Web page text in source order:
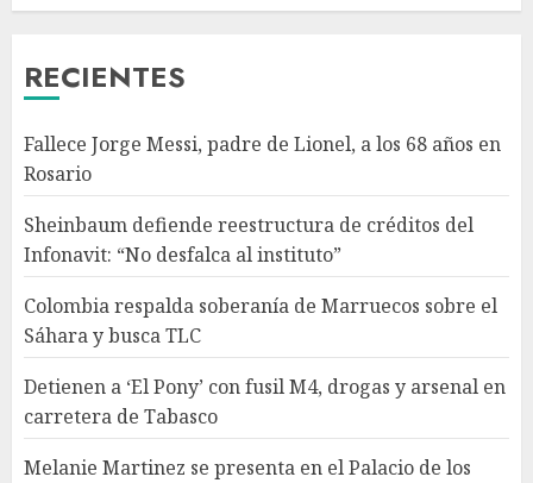
RECIENTES
Fallece Jorge Messi, padre de Lionel, a los 68 años en
Rosario
Sheinbaum defiende reestructura de créditos del
Infonavit: “No desfalca al instituto”
Colombia respalda soberanía de Marruecos sobre el
Sáhara y busca TLC
Detienen a ‘El Pony’ con fusil M4, drogas y arsenal en
carretera de Tabasco
Melanie Martinez se presenta en el Palacio de los
4
Detienen a ‘El Pony’ con fusil
M4, drogas y arsenal en
AGOSTO 9, 2026
5
Melanie Martinez se presenta
con ‘Hades: The Sacrifice Tour’
AGOSTO 9, 2026